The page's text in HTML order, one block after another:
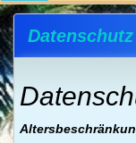
Datenschutz